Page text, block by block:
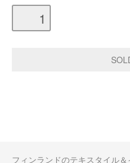
フィンランドのテキスタイル